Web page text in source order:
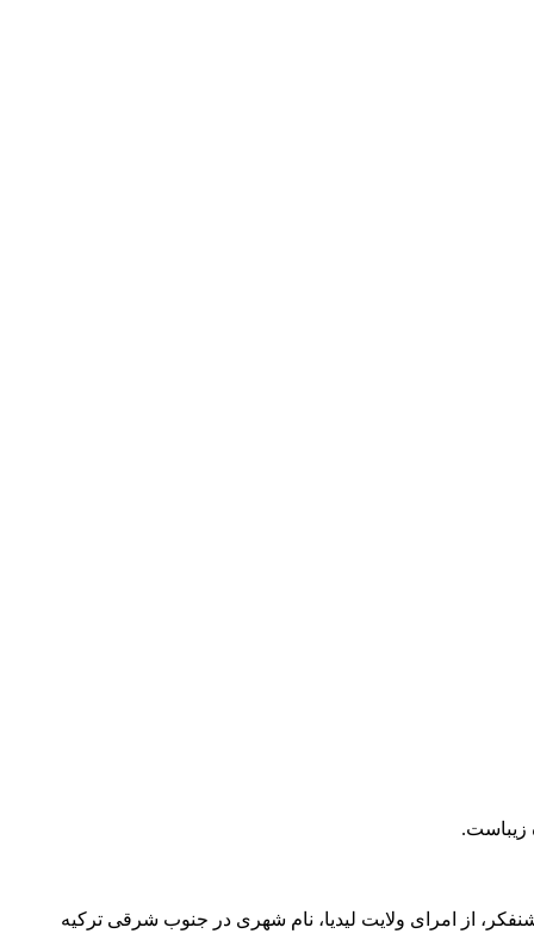
زیباست.
از امرای ولایت لیدیا، نام شهری در جنوب شرقی ترکیه